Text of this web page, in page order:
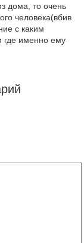
дома, то очень
человека(вбив
с каким
где именно ему